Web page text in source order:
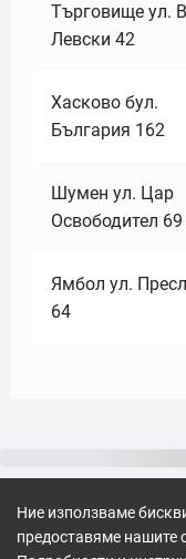
Търговище ул.
Левски 42
Хасково бул.
България 162
Шумен ул. Цар
Освободител 69
Ямбол ул.
64
Ние използваме
предоставяме нашите